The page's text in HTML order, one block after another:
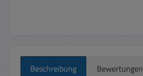
Beschreibung Bewertungen